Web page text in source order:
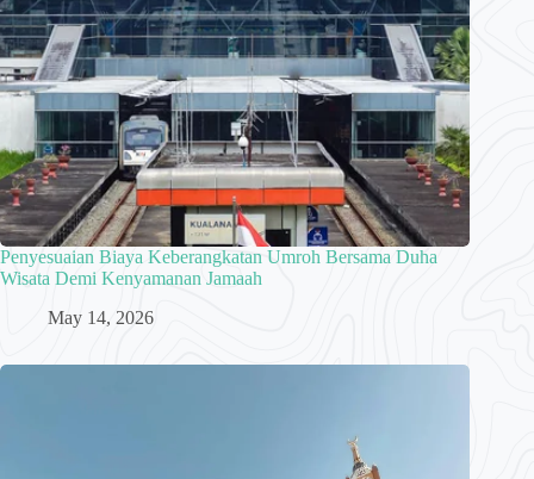
Penyesuaian Biaya Keberangkatan Umroh Bersama Duha
Wisata Demi Kenyamanan Jamaah
May 14, 2026